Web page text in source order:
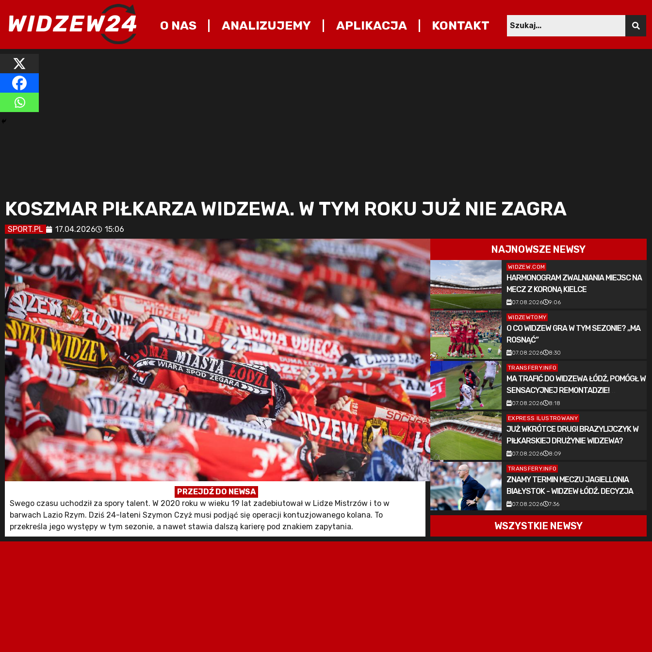
O NAS ANALIZUJEMY APLIKACJA KONTAKT
KOSZMAR PIŁKARZA WIDZEWA. W TYM ROKU JUŻ NIE ZAGRA
SPORT.PL 17.04.2026 15:06
PRZEJDŹ DO NEWSA
Swego czasu uchodził za spory talent. W 2020 roku w wieku 19 lat zadebiutował w Lidze Mistrzów i to w
barwach Lazio Rzym. Dziś 24-lateni Szymon Czyż musi podjąć się operacji kontuzjowanego kolana. To
przekreśla jego występy w tym sezonie, a nawet stawia dalszą karierę pod znakiem zapytania.
NAJNOWSZE NEWSY
WIDZEW.COM
HARMONOGRAM ZWALNIANIA MIEJSC NA
MECZ Z KORONĄ KIELCE
07.08.2026 9:06
WIDZEWTOMY
O CO WIDZEW GRA W TYM SEZONIE? „MA
ROSNĄĆ”
07.08.2026 8:30
TRANSFERY.INFO
MA TRAFIĆ DO WIDZEWA ŁÓDŹ, POMÓGŁ W
SENSACYJNEJ REMONTADZIE!
KAPITALNA AKCJA NA KONIEC [WIDEO]
07.08.2026 8:18
EXPRESS ILUSTROWANY
JUŻ WKRÓTCE DRUGI BRAZYLIJCZYK W
PIŁKARSKIEJ DRUŻYNIE WIDZEWA?
07.08.2026 8:09
TRANSFERY.INFO
ZNAMY TERMIN MECZU JAGIELLONIA
BIAŁYSTOK - WIDZEW ŁÓDŹ. DECYZJA
ZAPADŁA [OFICJALNIE]
07.08.2026 7:36
WSZYSTKIE NEWSY